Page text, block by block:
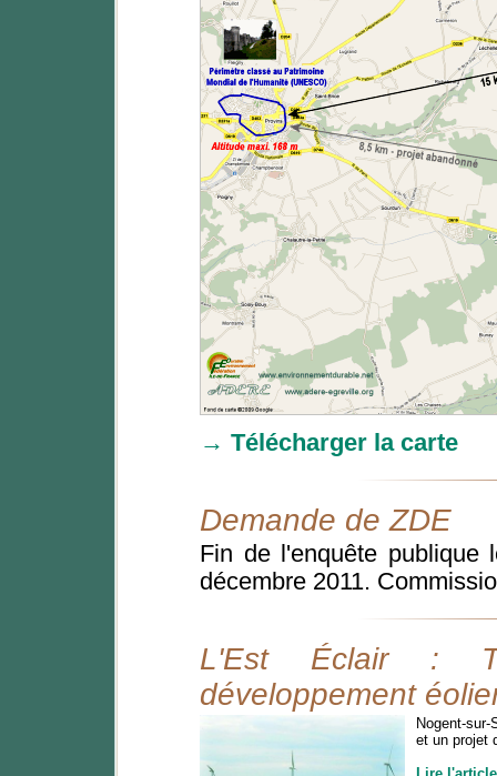
→ Télécharger la carte
Demande de ZDE
Fin de l'enquête publique
décembre 2011.
L'Est Éclair :
développement
Nogent-
et un projet